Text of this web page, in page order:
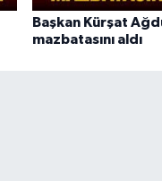
Başkan Kürşat
mazbatasını aldı